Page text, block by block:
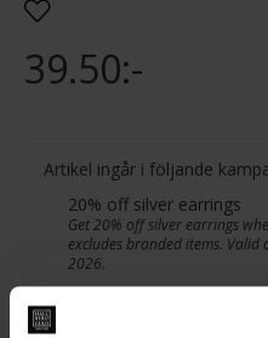
39.50:-
Artikel ingår i följande
20% off silver earrings
Get 20% off silver earrings
excludes branded items.
2026.